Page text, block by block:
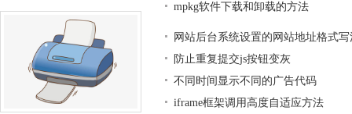
mpkg软件下载和卸载的方法
网站后台系统设置的网站地址格式写
防止重复提交js按钮变灰
不同时间显示不同的广告代码
iframe框架调用高度自适应方法